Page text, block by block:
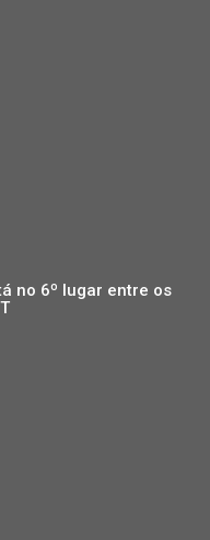
no 6º lugar entre os